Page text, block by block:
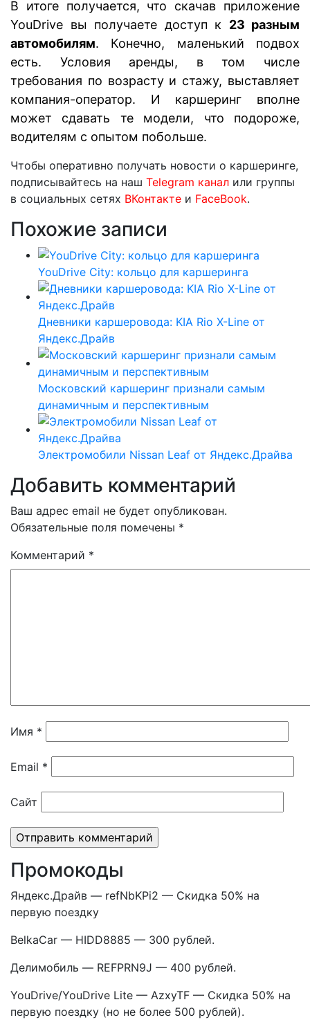
В итоге получается, что скачав приложение
YouDrive вы получаете доступ к 23 разным
автомобилям. Конечно, маленький подвох
есть. Условия аренды, в том числе
требования по возрасту и стажу, выставляет
компания-оператор. И каршеринг вполне
может сдавать те модели, что подороже,
водителям с опытом побольше.
Чтобы оперативно получать новости о каршеринге,
подписывайтесь на наш Telegram канал или группы
в социальных сетях ВКонтакте и FaceBook.
Похожие записи
YouDrive City: кольцо для каршеринга
Дневники каршеровода: KIA Rio X-Line от
Яндекс.Драйв
Московский каршеринг признали самым
динамичным и перспективным
Электромобили Nissan Leaf от Яндекс.Драйва
Добавить комментарий
Ваш адрес email не будет опубликован.
Обязательные поля помечены *
Комментарий *
Имя *
Email *
Сайт
Промокоды
Яндекс.Драйв — refNbKPi2 — Скидка 50% на
первую поездку
BelkaCar — HIDD8885 — 300 рублей.
Делимобиль — REFPRN9J — 400 рублей.
YouDrive/YouDrive Lite — AzxyTF — Скидка 50% на
первую поездку (но не более 500 рублей).